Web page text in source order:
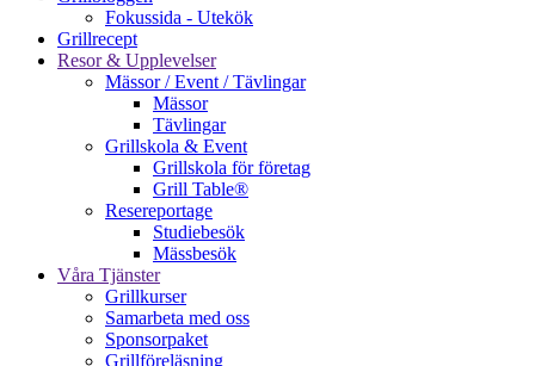
Fokussida - Utekök
Grillrecept
Resor & Upplevelser
Mässor / Event / Tävlingar
Mässor
Tävlingar
Grillskola & Event
Grillskola för företag
Grill Table®
Resereportage
Studiebesök
Mässbesök
Våra Tjänster
Grillkurser
Samarbeta med oss
Sponsorpaket
Grillföreläsning